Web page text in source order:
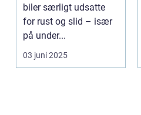
biler særligt udsatte
for rust og slid – især
på under...
03 juni 2025